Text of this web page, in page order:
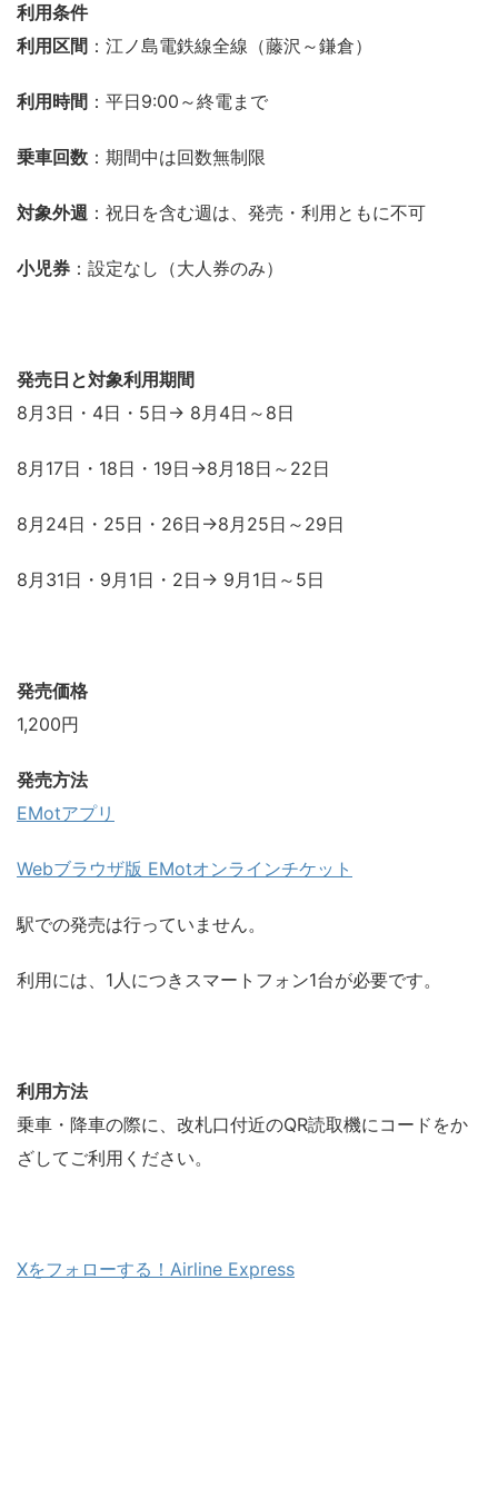
利用条件
利用区間 ：江ノ島電鉄線全線（藤沢～鎌倉）
利用時間 ：平日9:00～終電まで
乗車回数 ：期間中は回数無制限
対象外週 ：祝日を含む週は、発売・利用ともに不可
小児券 ：設定なし（大人券のみ）
発売日と対象利用期間
8月3日・4日・5日→ 8月4日～8日
8月17日・18日・19日→8月18日～22日
8月24日・25日・26日→8月25日～29日
8月31日・9月1日・2日→ 9月1日～5日
発売価格
1,200円
発売方法
EMotアプリ
Webブラウザ版 EMotオンラインチケット
駅での発売は行っていません。
利用には、1人につきスマートフォン1台が必要です。
利用方法
乗車・降車の際に、改札口付近のQR読取機にコードをか
ざしてご利用ください。
Xをフォローする！Airline Express